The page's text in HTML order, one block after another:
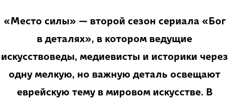
«Место силы» — второй сезон сериала «Бог
в деталях», в котором ведущие
искусствоведы, медиевисты и историки через
одну мелкую, но важную деталь освещают
еврейскую тему в мировом искусстве. В